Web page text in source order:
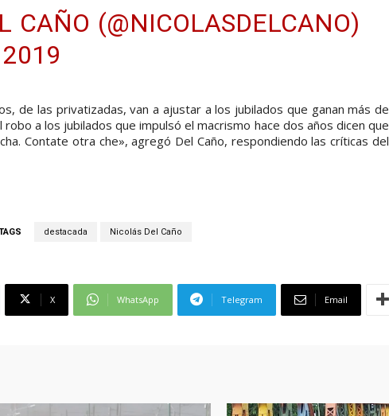
CAÑO (@NICOLASDELCANO)
de las privatizadas, van a ajustar a los jubilados que ganan más de
a los jubilados que impulsó el macrismo hace dos años dicen que
Contate otra che», agregó Del Caño, respondiendo las críticas del
destacada Nicolás Del Caño
X WhatsApp Telegram Email